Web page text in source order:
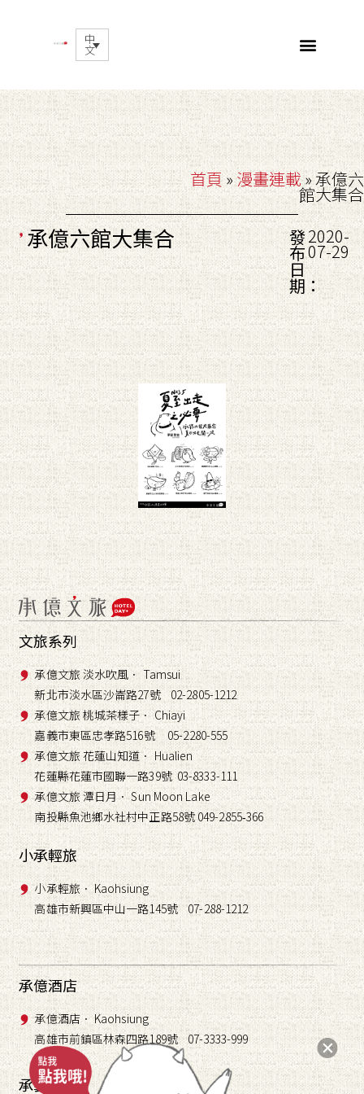
中
文
首頁»漫畫連載»承億六
館大集合
承億六館大集合 發
布
日
期：
2020-
07-29
文旅系列
承億文旅 淡水吹風． Tamsui
新北市淡水區沙崙路27號 02-2805-1212
承億文旅 桃城茶樣子． Chiayi
嘉義市東區忠孝路516號 05-2280-555
承億文旅 花蓮山知道． Hualien
花蓮縣花蓮市國聯一路39號 03-8333-111
承億文旅 潭日月． Sun Moon Lake
南投縣魚池鄉水社村中正路58號 049-2855-366
小承輕旅
小承輕旅． Kaohsiung
高雄市新興區中山一路145號 07-288-1212
承億酒店
承億酒店． Kaohsiung
高雄市前鎮區林森四路189號 07-3333-999
承藝術